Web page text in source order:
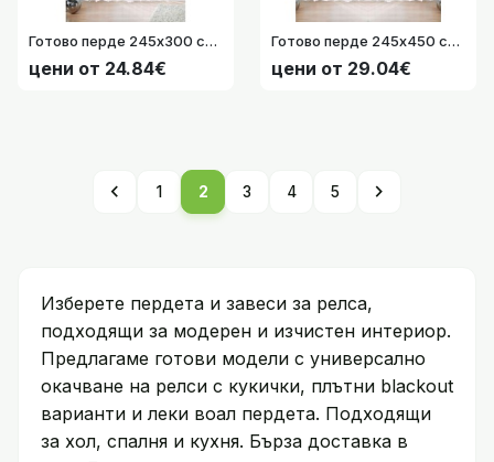
Готово перде 245х300 см. на флорални мотиви с красив завършек, за Релса и Тръбен Корниз, цвят бял код-131464
цени от 24.84€
Готово перде 245х450 см. на флорални мотиви с красив завършек, за Релса и Тръбен Корниз, цвят бял код-131465
цени от 29.04€
chevron_left 1 2 3 4 5 chevron_right
Изберете пердета и завеси за релса,
подходящи за модерен и изчистен интериор.
Предлагаме готови модели с универсално
окачване на релси с кукички, плътни blackout
варианти и леки воал пердета. Подходящи
за хол, спалня и кухня. Бърза доставка в